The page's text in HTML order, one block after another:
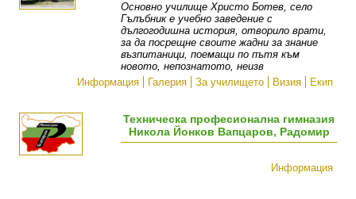
Основно училище Христо Ботев, село
Гълъбник е учебно заведение с
дългогодишна история, отворило врати,
за да посрещне своите жадни за знание
възпитаници, поемащи по пътя към
новото, непознатото, неизв
Информация
Галерия За училището Визия Екип
Техническа професионална гимназия
Никола Йонков Вапцаров, Радомир
Информация